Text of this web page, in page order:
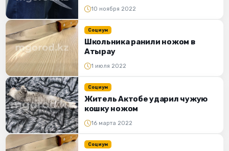
10 ноября 2022
Социум
Школьника ранили ножом в
Атырау
1 июля 2022
Социум
Житель Актобе ударил чужую
кошку ножом
16 марта 2022
Социум